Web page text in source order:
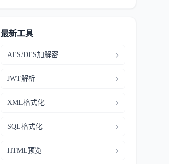
最新工具
AES/DES加解密
JWT解析
XML格式化
SQL格式化
HTML预览